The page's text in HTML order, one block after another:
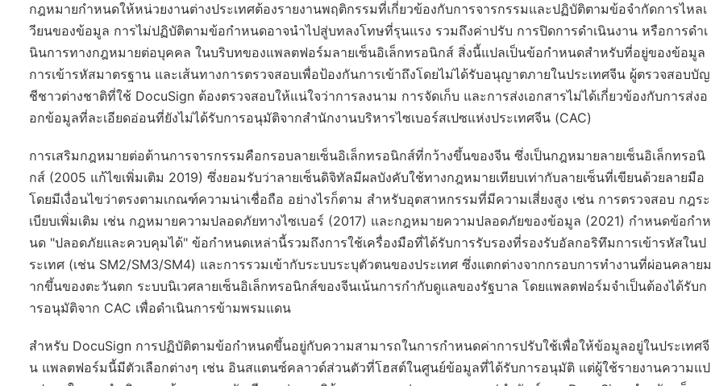
กฎหมายกำหนดให้หน่วยงานต่างประเทศต้องรายงานพฤติกรรมที่เกี่ยวข้องกับการจารกรรมและปฏิบัติตามข้อจำกัดการไหลเ
วียนของข้อมูล การไม่ปฏิบัติตามข้อกำหนดอาจนำไปสู่บทลงโทษที่รุนแรง รวมถึงค่าปรับ การปิดการดำเนินงาน หรือการดำเ
นินการทางกฎหมายต่อบุคคล ในบริบทของแพลตฟอร์มลายเซ็นอิเล็กทรอนิกส์ สิ่งนี้แปลเป็นข้อกำหนดสำหรับที่อยู่ของข้อมูล
การเข้ารหัสมาตรฐาน และเส้นทางการตรวจสอบเพื่อป้องกันการเข้าถึงโดยไม่ได้รับอนุญาตภายในประเทศจีน ผู้ตรวจสอบบัญ
ชีชาวต่างชาติที่ใช้ DocuSign ต้องตรวจสอบให้แน่ใจว่าการลงนาม การจัดเก็บ และการส่งเอกสารไม่ได้เกี่ยวข้องกับการส่งอ
อกข้อมูลที่ละเอียดอ่อนที่ยังไม่ได้รับการอนุมัติจากสำนักงานบริหารไซเบอร์สเปซแห่งประเทศจีน (CAC)
การเสริมกฎหมายต่อต้านการจารกรรมคือกรอบลายเซ็นอิเล็กทรอนิกส์ที่กว้างขึ้นของจีน ซึ่งเป็นกฎหมายลายเซ็นอิเล็กทรอนิ
กส์ (2005 แก้ไขเพิ่มเติม 2019) ซึ่งยอมรับว่าลายเซ็นดิจิทัลมีผลบังคับใช้ทางกฎหมายเทียบเท่ากับลายเซ็นที่เขียนด้วยลายมือ
โดยมีเงื่อนไขว่าตรงตามเกณฑ์ความน่าเชื่อถือ อย่างไรก็ตาม สำหรับอุตสาหกรรมที่มีความเสี่ยงสูง เช่น การตรวจสอบ กฎระ
เบียบเพิ่มเติม เช่น กฎหมายความปลอดภัยทางไซเบอร์ (2017) และกฎหมายความปลอดภัยของข้อมูล (2021) กำหนดข้อกำห
นด "ปลอดภัยและควบคุมได้" ข้อกำหนดเหล่านี้รวมถึงการใช้เครื่องมือที่ได้รับการรับรองที่รองรับอัลกอริทึมการเข้ารหัสในป
ระเทศ (เช่น SM2/SM3/SM4) และการรวมเข้ากับระบบระบุตัวตนของประเทศ ซึ่งแตกต่างจากกรอบการทำงานที่ผ่อนคลายม
ากขึ้นของตะวันตก ระบบนิเวศลายเซ็นอิเล็กทรอนิกส์ของจีนเน้นการกำกับดูแลของรัฐบาล โดยแพลตฟอร์มจำเป็นต้องได้รับก
ารอนุมัติจาก CAC เพื่อดำเนินการข้ามพรมแดน
สำหรับ DocuSign การปฏิบัติตามข้อกำหนดขึ้นอยู่กับความสามารถในการกำหนดค่าการปรับใช้เพื่อให้ข้อมูลอยู่ในประเทศจี
น แพลตฟอร์มนี้มีตัวเลือกต่างๆ เช่น อินสแตนซ์คลาวด์ส่วนตัวที่โฮสต์ในศูนย์ข้อมูลที่ได้รับการอนุมัติ แต่ผู้ใช้รายงานความแป